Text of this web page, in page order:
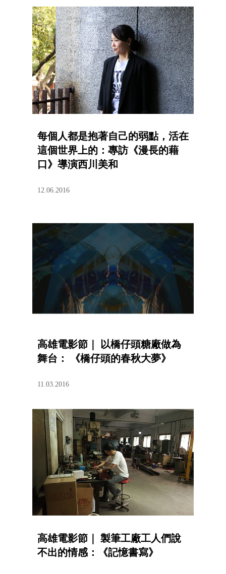
每個人都是抱著自己的弱點，活在
這個世界上的：專訪《漫長的藉
口》導演西川美和
12.06.2016
高雄電影節｜ 以橋仔頭糖廠做為
舞台： 《橋仔頭的春秋大夢》
11.03.2016
高雄電影節｜ 製筆工廠工人們說
不出的情感：《記憶書寫》